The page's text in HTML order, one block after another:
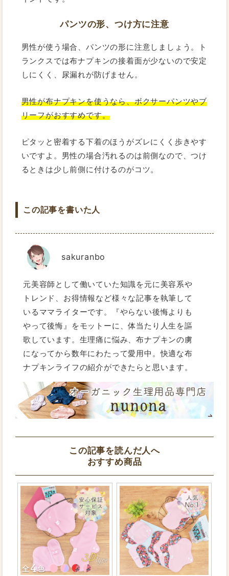
パンツの形、つけ方に注意
男性が使う場合、パンツの形に注意しましょう。ト
ランクスでは布ナプキンの接着面が少ないので安定
しにくく、尿漏れが防げません。
男性が布ナプキンを使うなら、ボクサーパンツやブ
リーフがおすすめです。
ピタッと密着する下着のほうがズレにくく歩きやす
いですよ。男性の場合汚れるのは前側なので、つけ
るときは少し前側に付けるのがコツ。
この記事を書いた人
sakuranbo
元美容師として働いていた知識を元に美容系や
トレンド、お得情報など様々な記事を執筆して
いるママライターです。『やらない後悔よりも
やって後悔』をモットーに、体当たり人生を謳
歌しています。生理痛に悩み、布ナプキンの虜
になってから数年にわたって愛用中。快適な布
ナプキンライフの紹介ができたらと思います。
この記事を読んだ人へ
おすすめ商品